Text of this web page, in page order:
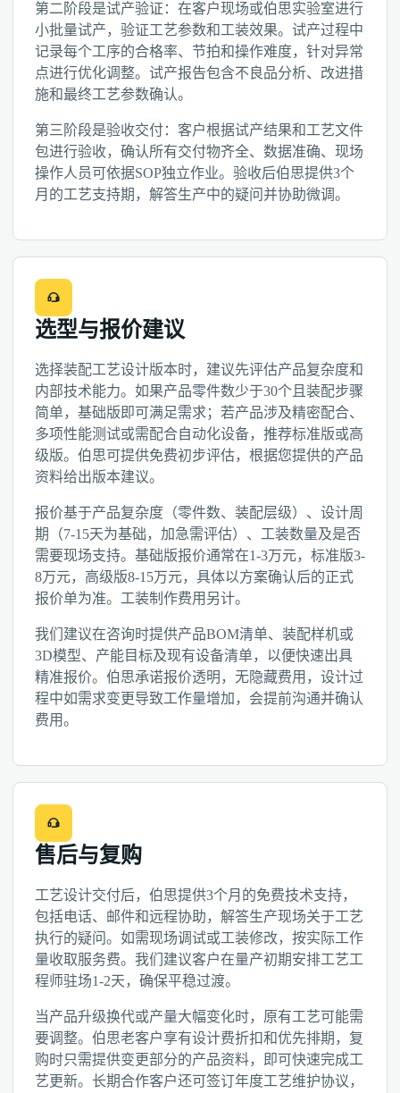
第二阶段是试产验证：在客户现场或伯思实验室进行
小批量试产，验证工艺参数和工装效果。试产过程中
记录每个工序的合格率、节拍和操作难度，针对异常
点进行优化调整。试产报告包含不良品分析、改进措
施和最终工艺参数确认。
第三阶段是验收交付：客户根据试产结果和工艺文件
包进行验收，确认所有交付物齐全、数据准确、现场
操作人员可依据SOP独立作业。验收后伯思提供3个
月的工艺支持期，解答生产中的疑问并协助微调。
选型与报价建议
选择装配工艺设计版本时，建议先评估产品复杂度和
内部技术能力。如果产品零件数少于30个且装配步骤
简单，基础版即可满足需求；若产品涉及精密配合、
多项性能测试或需配合自动化设备，推荐标准版或高
级版。伯思可提供免费初步评估，根据您提供的产品
资料给出版本建议。
报价基于产品复杂度（零件数、装配层级）、设计周
期（7-15天为基础，加急需评估）、工装数量及是否
需要现场支持。基础版报价通常在1-3万元，标准版3-
8万元，高级版8-15万元，具体以方案确认后的正式
报价单为准。工装制作费用另计。
我们建议在咨询时提供产品BOM清单、装配样机或
3D模型、产能目标及现有设备清单，以便快速出具
精准报价。伯思承诺报价透明，无隐藏费用，设计过
程中如需求变更导致工作量增加，会提前沟通并确认
费用。
售后与复购
工艺设计交付后，伯思提供3个月的免费技术支持，
包括电话、邮件和远程协助，解答生产现场关于工艺
执行的疑问。如需现场调试或工装修改，按实际工作
量收取服务费。我们建议客户在量产初期安排工艺工
程师驻场1-2天，确保平稳过渡。
当产品升级换代或产量大幅变化时，原有工艺可能需
要调整。伯思老客户享有设计费折扣和优先排期，复
购时只需提供变更部分的产品资料，即可快速完成工
艺更新。长期合作客户还可签订年度工艺维护协议，